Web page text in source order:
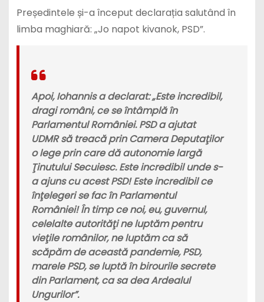
Președintele și-a început declarația salutând în
limba maghiară: „Jo napot kivanok, PSD”.
Apoi, Iohannis a declarat: „Este incredibil,
dragi români, ce se întâmplă în
Parlamentul României. PSD a ajutat
UDMR să treacă prin Camera Deputaţilor
o lege prin care dă autonomie largă
Ţinutului Secuiesc. Este incredibil unde s-
a ajuns cu acest PSD! Este incredibil ce
înţelegeri se fac în Parlamentul
României! În timp ce noi, eu, guvernul,
celelalte autorităţi ne luptăm pentru
vieţile românilor, ne luptăm ca să
scăpăm de această pandemie, PSD,
marele PSD, se luptă în birourile secrete
din Parlament, ca sa dea Ardealul
Ungurilor”.